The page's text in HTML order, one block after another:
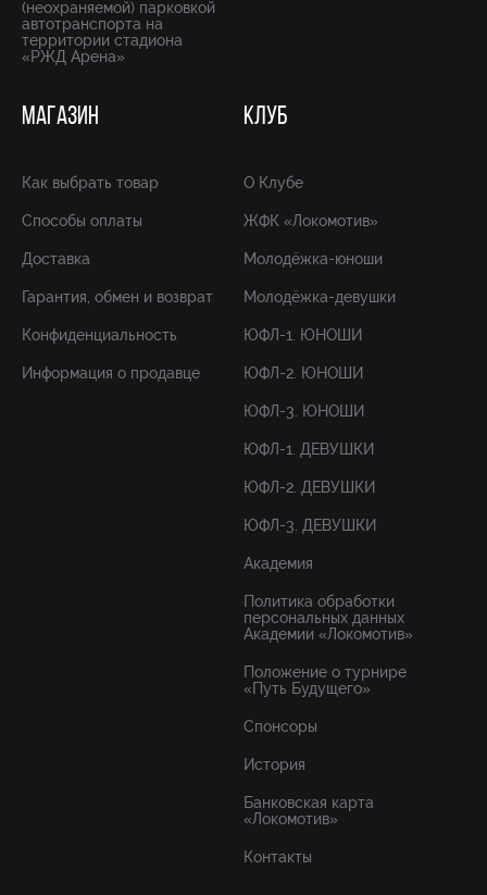
(неохраняемой) парковкой
автотранспорта на
территории стадиона
«РЖД Арена»
МАГАЗИН
Как выбрать товар
Способы оплаты
Доставка
Гарантия, обмен и возврат
Конфиденциальность
Информация о продавце
КЛУБ
О Клубе
ЖФК «Локомотив»
Молодёжка-юноши
Молодёжка-девушки
ЮФЛ-1. ЮНОШИ
ЮФЛ-2. ЮНОШИ
ЮФЛ-3. ЮНОШИ
ЮФЛ-1. ДЕВУШКИ
ЮФЛ-2. ДЕВУШКИ
ЮФЛ-3. ДЕВУШКИ
Академия
Политика обработки
персональных данных
Академии «Локомотив»
Положение о турнире
«Путь Будущего»
Спонсоры
История
Банковская карта
«Локомотив»
Контакты